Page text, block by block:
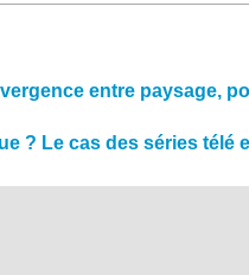
entre paysage,
? Le cas des séries télé